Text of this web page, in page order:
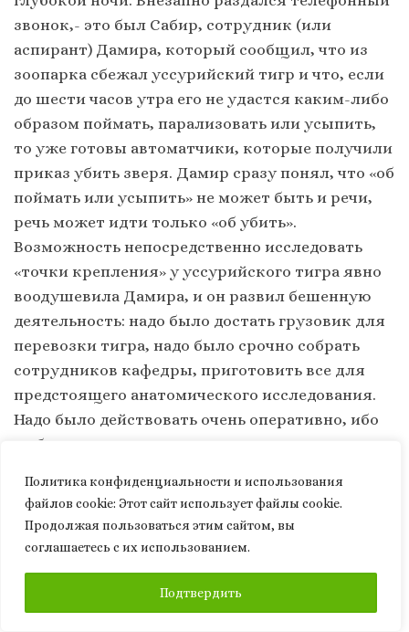
Политика конфиденциальности и использования
файлов сookie: Этот сайт использует файлы cookie.
Продолжая пользоваться этим сайтом, вы
соглашаетесь с их использованием.
Подтвердить
звонок,- это был Сабир, сотрудник (или
аспирант) Дамира, который сообщил, что из
зоопарка сбежал уссурийский тигр и что, если
до шести часов утра его не удастся каким-либо
образом поймать, парализовать или усыпить,
то уже готовы автоматчики, которые получили
приказ убить зверя. Дамир сразу понял, что «об
поймать или усыпить» не может быть и речи,
речь может идти только «об убить».
Возможность непосредственно исследовать
«точки крепления» у уссурийского тигра явно
воодушевила Дамира, и он развил бешенную
деятельность: надо было достать грузовик для
перевозки тигра, надо было срочно собрать
сотрудников кафедры, приготовить все для
предстоящего анатомического исследования.
Надо было действовать очень оперативно, ибо
на бедного тигра могли претендовать и другие
узнали о наличии тигра, он уже лежал
освежеванный в лаборатории Дамира
Гаджиева,- без своей роскошной полосатой
коровы. Дамир в белом халате и шапочке
проводил «вскрытие тела» и объяснял